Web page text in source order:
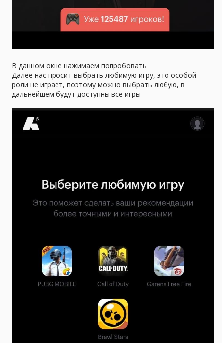
В данном окне нажимаем попробовать
Далее нас просит выбрать любимую игру, это особой
роли не играет, поэтому можно выбрать любую, в
дальнейшем будут доступны все игры